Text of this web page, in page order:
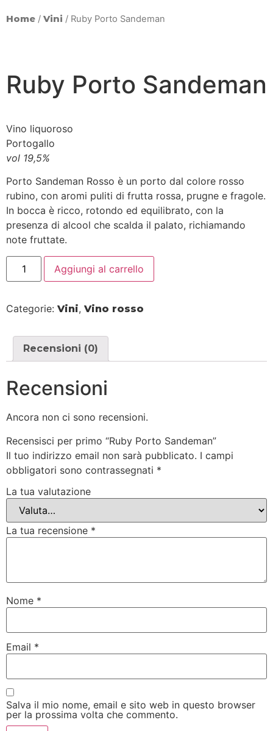
Home / Vini / Ruby Porto Sandeman
Ruby Porto Sandeman
Vino liquoroso
Portogallo
vol 19,5%
Porto Sandeman Rosso è un porto dal colore rosso
rubino, con aromi puliti di frutta rossa, prugne e fragole.
In bocca è ricco, rotondo ed equilibrato, con la
presenza di alcool che scalda il palato, richiamando
note fruttate.
Aggiungi al carrello
Categorie: Vini, Vino rosso
Recensioni (0)
Recensioni
Ancora non ci sono recensioni.
Recensisci per primo “Ruby Porto Sandeman”
Il tuo indirizzo email non sarà pubblicato. I campi
obbligatori sono contrassegnati *
La tua valutazione
La tua recensione *
Nome *
Email *
Salva il mio nome, email e sito web in questo browser
per la prossima volta che commento.